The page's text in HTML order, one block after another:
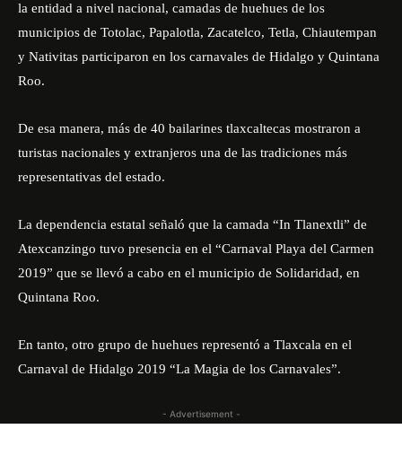
la entidad a nivel nacional, camadas de huehues de los
municipios de Totolac, Papalotla, Zacatelco, Tetla, Chiautempan
y Nativitas participaron en los carnavales de Hidalgo y Quintana
Roo.
De esa manera, más de 40 bailarines tlaxcaltecas mostraron a
turistas nacionales y extranjeros una de las tradiciones más
representativas del estado.
La dependencia estatal señaló que la camada “In Tlanextli” de
Atexcanzingo tuvo presencia en el “Carnaval Playa del Carmen
2019” que se llevó a cabo en el municipio de Solidaridad, en
Quintana Roo.
En tanto, otro grupo de huehues representó a Tlaxcala en el
Carnaval de Hidalgo 2019 “La Magia de los Carnavales”.
- Advertisement -